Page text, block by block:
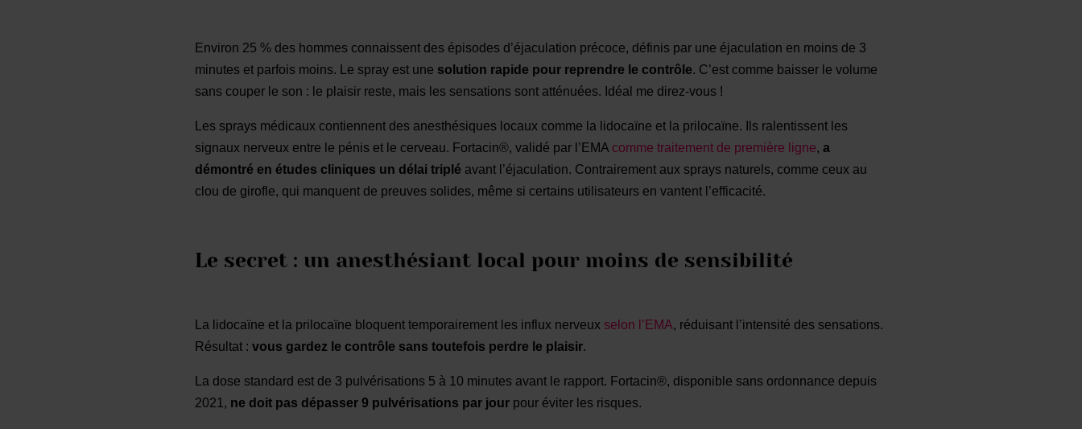
Environ 25 % des hommes connaissent des épisodes d’éjaculation précoce, définis par une éjaculation en moins de 3
minutes et parfois moins. Le spray est une solution rapide pour reprendre le contrôle. C’est comme baisser le volume
sans couper le son : le plaisir reste, mais les sensations sont atténuées. Idéal me direz-vous !
Les sprays médicaux contiennent des anesthésiques locaux comme la lidocaïne et la prilocaïne. Ils ralentissent les
signaux nerveux entre le pénis et le cerveau. Fortacin®, validé par l’EMA comme traitement de première ligne, a
démontré en études cliniques un délai triplé avant l’éjaculation. Contrairement aux sprays naturels, comme ceux au
clou de girofle, qui manquent de preuves solides, même si certains utilisateurs en vantent l’efficacité.
Le secret : un anesthésiant local pour moins de sensibilité
La lidocaïne et la prilocaïne bloquent temporairement les influx nerveux selon l’EMA, réduisant l’intensité des sensations.
Résultat : vous gardez le contrôle sans toutefois perdre le plaisir.
La dose standard est de 3 pulvérisations 5 à 10 minutes avant le rapport. Fortacin®, disponible sans ordonnance depuis
2021, ne doit pas dépasser 9 pulvérisations par jourpour éviter les risques.